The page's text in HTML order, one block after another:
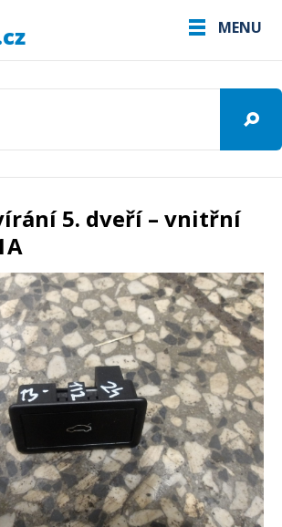
MENU
5. dveří – vnitřní